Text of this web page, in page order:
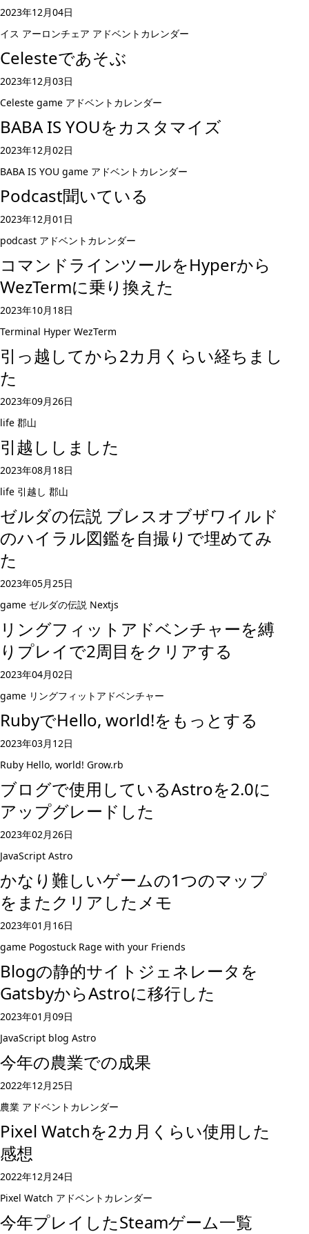
2023年12月04日
イス アーロンチェア アドベントカレンダー
Celesteであそぶ
2023年12月03日
Celeste game アドベントカレンダー
BABA IS YOUをカスタマイズ
2023年12月02日
BABA IS YOU game アドベントカレンダー
Podcast聞いている
2023年12月01日
podcast アドベントカレンダー
コマンドラインツールをHyperから
WezTermに乗り換えた
2023年10月18日
Terminal Hyper WezTerm
引っ越してから2カ月くらい経ちまし
た
2023年09月26日
life 郡山
引越ししました
2023年08月18日
life 引越し 郡山
ゼルダの伝説 ブレスオブザワイルド
のハイラル図鑑を自撮りで埋めてみ
た
2023年05月25日
game ゼルダの伝説 Nextjs
リングフィットアドベンチャーを縛
りプレイで2周目をクリアする
2023年04月02日
game リングフィットアドベンチャー
RubyでHello, world!をもっとする
2023年03月12日
Ruby Hello, world! Grow.rb
ブログで使用しているAstroを2.0に
アップグレードした
2023年02月26日
JavaScript Astro
かなり難しいゲームの1つのマップ
をまたクリアしたメモ
2023年01月16日
game Pogostuck Rage with your Friends
Blogの静的サイトジェネレータを
GatsbyからAstroに移行した
2023年01月09日
JavaScript blog Astro
今年の農業での成果
2022年12月25日
農業 アドベントカレンダー
Pixel Watchを2カ月くらい使用した
感想
2022年12月24日
Pixel Watch アドベントカレンダー
今年プレイしたSteamゲーム一覧